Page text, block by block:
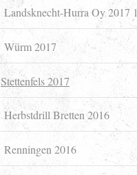
Landsknecht-Hurra Oy 2017 1
Würm 2017
Stettenfels 2017
Herbstdrill Bretten 2016
Renningen 2016